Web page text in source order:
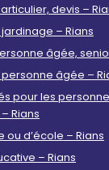
devis –
– Rians
âgée,
âgée –
pour les
Rians
d’école – Rians
– Rians